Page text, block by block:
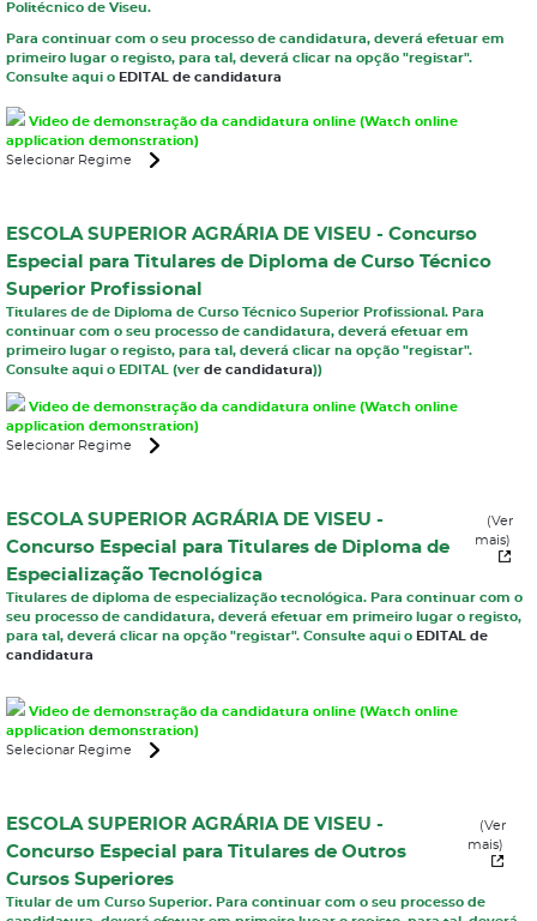
Politécnico de Viseu.
Para continuar com o seu processo de candidatura, deverá efetuar em
primeiro lugar o registo, para tal, deverá clicar na opção "registar".
Consulte aqui o EDITAL de candidatura
Video de demonstração da candidatura online (Watch online
application demonstration)
Selecionar Regime
ESCOLA SUPERIOR AGRÁRIA DE VISEU - Concurso
Especial para Titulares de Diploma de Curso Técnico
Superior Profissional
Titulares de de Diploma de Curso Técnico Superior Profissional. Para
continuar com o seu processo de candidatura, deverá efetuar em
primeiro lugar o registo, para tal, deverá clicar na opção "registar".
Consulte aqui o EDITAL (ver de candidatura))
Video de demonstração da candidatura online (Watch online
application demonstration)
Selecionar Regime
ESCOLA SUPERIOR AGRÁRIA DE VISEU -
Concurso Especial para Titulares de Diploma de
Especialização Tecnológica
(Ver
mais)
Titulares de diploma de especialização tecnológica. Para continuar com o
seu processo de candidatura, deverá efetuar em primeiro lugar o registo,
para tal, deverá clicar na opção "registar". Consulte aqui o EDITAL de
candidatura
Video de demonstração da candidatura online (Watch online
application demonstration)
Selecionar Regime
ESCOLA SUPERIOR AGRÁRIA DE VISEU -
Concurso Especial para Titulares de Outros
Cursos Superiores
(Ver
mais)
Titular de um Curso Superior. Para continuar com o seu processo de